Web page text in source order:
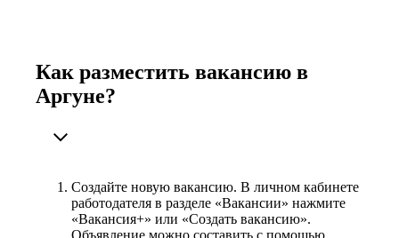
Как разместить вакансию в
Аргуне?
Создайте новую вакансию. В личном кабинете
работодателя в разделе «Вакансии» нажмите
«Вакансия+» или «Создать вакансию».
Объявление можно составить с помощью